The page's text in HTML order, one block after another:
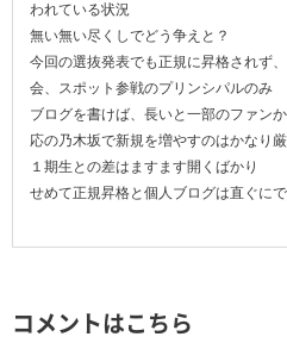
われている状況
無い無い尽くしでどう争えと？
今回の選抜発表でも正規に昇格されず
会、スポット参戦のプリンシパルのみ
ブログを書けば、長いと一部のファン
応の乃木坂で新規を増やすのはかなり
１期生との差はますます開くばかり
せめて正規昇格と個人ブログは直ぐに
コメントはこちら